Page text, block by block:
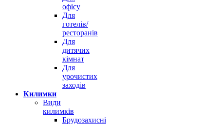
офісу
Для
готелів/
ресторанів
Для
дитячих
кімнат
Для
урочистих
заходів
Килимки
Види
килимків
Брудозахисні